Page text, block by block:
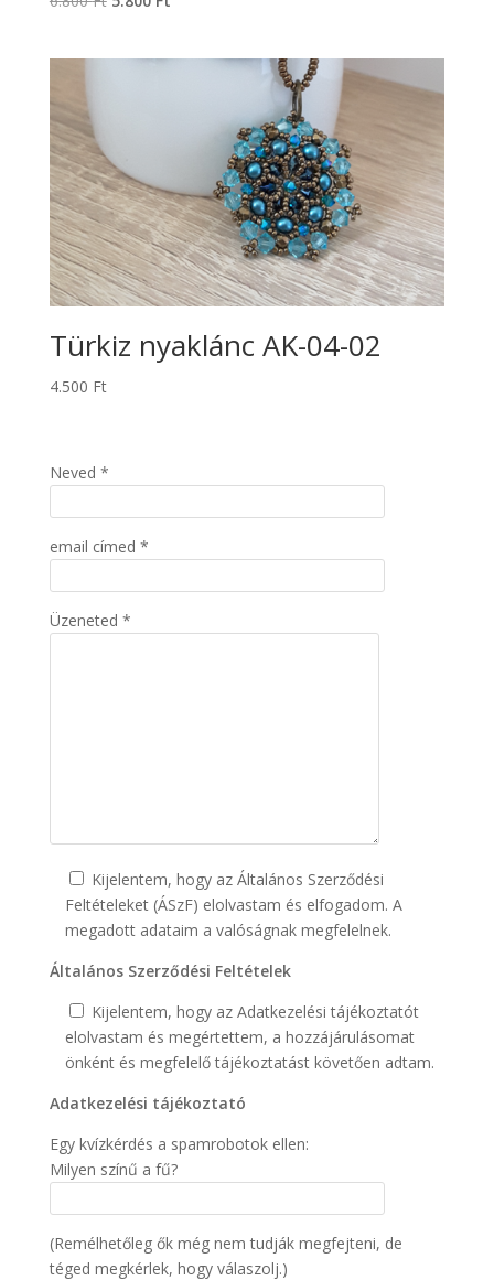
Türkiz nyaklánc AK-04-02
4.500 Ft
Neved *
email címed *
Üzeneted *
Kijelentem, hogy az Általános Szerződési
Feltételeket (ÁSzF) elolvastam és elfogadom. A
megadott adataim a valóságnak megfelelnek.
Általános Szerződési Feltételek
Kijelentem, hogy az Adatkezelési tájékoztatót
elolvastam és megértettem, a hozzájárulásomat
önként és megfelelő tájékoztatást követően adtam.
Adatkezelési tájékoztató
Egy kvízkérdés a spamrobotok ellen:
Milyen színű a fű?
(Remélhetőleg ők még nem tudják megfejteni, de
téged megkérlek, hogy válaszolj.)